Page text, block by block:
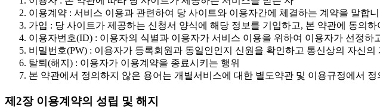
이용계약 : 서비스 이용과 관련하여 당 사이트와 이용자간에 체결하는 계약을 말합
가입 : 당 사이트가 제공하는 신청서 양식에 해당 정보를 기입하고, 본 약관에 동의
이용자번호(ID) : 이용자의 식별과 이용자가 서비스 이용을 위하여 이용자가 선정
비밀번호(PW) : 이용자가 등록회원과 동일인인지 신원을 확인하고 통신상의 자신
탈퇴(해지) : 이용자가 이용계약을 종료시키는 행위
본 약관에서 정의하지 않은 용어는 개별서비스에 대한 별도약관 및 이용규정에서 정
제2장 이용계약의 성립 및 해지